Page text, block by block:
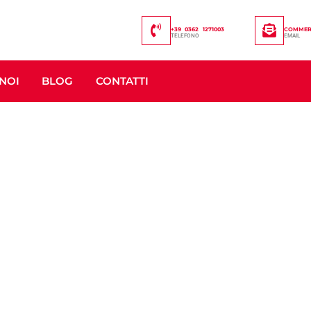
+39 0362 1271003
TELEFONO EMAIL
BLOG CONTATTI